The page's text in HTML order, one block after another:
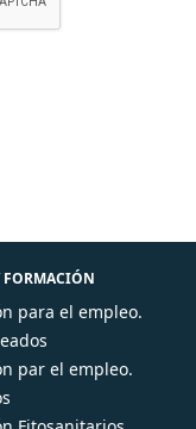
FORMACIÓN
para el empleo.
par el empleo.